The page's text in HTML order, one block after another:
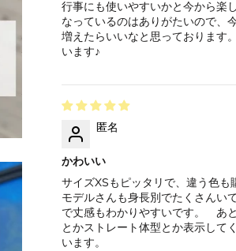
行事にも使いやすいかと今から楽
なっているのはありがたいので、
増えたらいいなと思っております
います♪
匿名
かわいい
サイズXSもピッタリで、違う色も
モデルさんも身長別でたくさんい
で丈感もわかりやすいです。 あ
とかストレート体型とか表示して
います。